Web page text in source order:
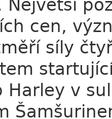
Největší
cen,
síly
Harley v